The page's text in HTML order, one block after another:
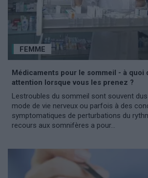
FEMME
Médicaments pour le sommeil - à quoi
attention lorsque vous les prenez ?
Lestroubles du sommeil sont souvent
mode de vie nerveux ou parfois à des
symptomatiques de perturbations du
recours aux somnifères a pour...